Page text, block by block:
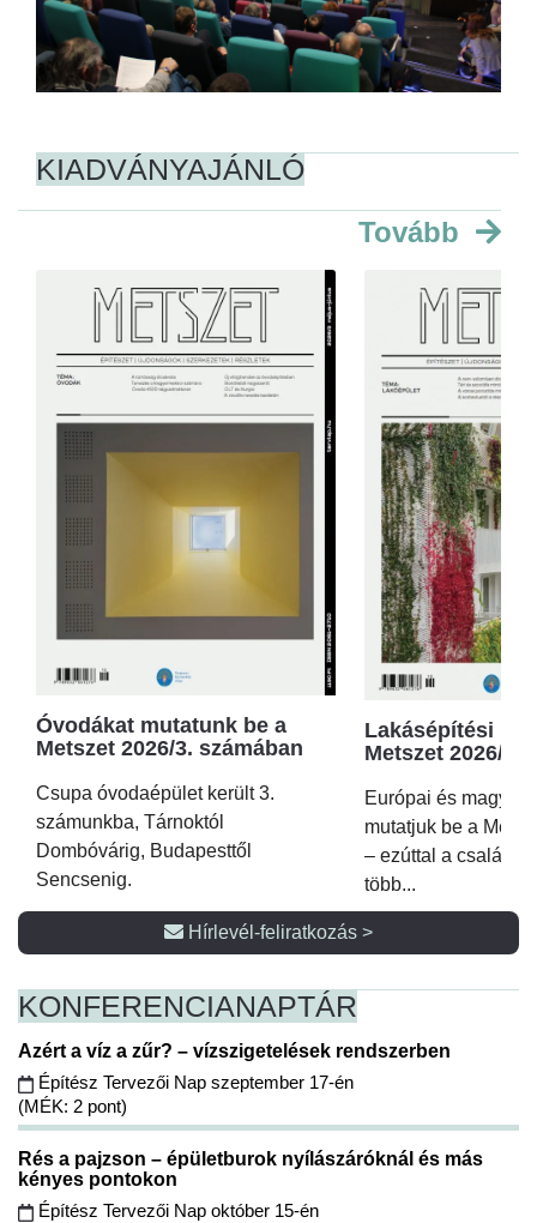
KIADVÁNYAJÁNLÓ
Tovább
Óvodákat mutatunk be a
Metszet 2026/3. számában
Csupa óvodaépület került 3.
számunkba, Tárnoktól
Dombóvárig, Budapesttől
Sencsenig.
Lakásépítési
Metszet 2026/2.
Európai és magyar
mutatjuk be a
– ezúttal a családi
több...
Hírlevél-feliratkozás >
KONFERENCIANAPTÁR
Azért a víz a zűr? – vízszigetelések rendszerben
Építész Tervezői Nap szeptember 17-én
(MÉK: 2 pont)
Rés a pajzson – épületburok nyílászáróknál és más
kényes pontokon
Építész Tervezői Nap október 15-én